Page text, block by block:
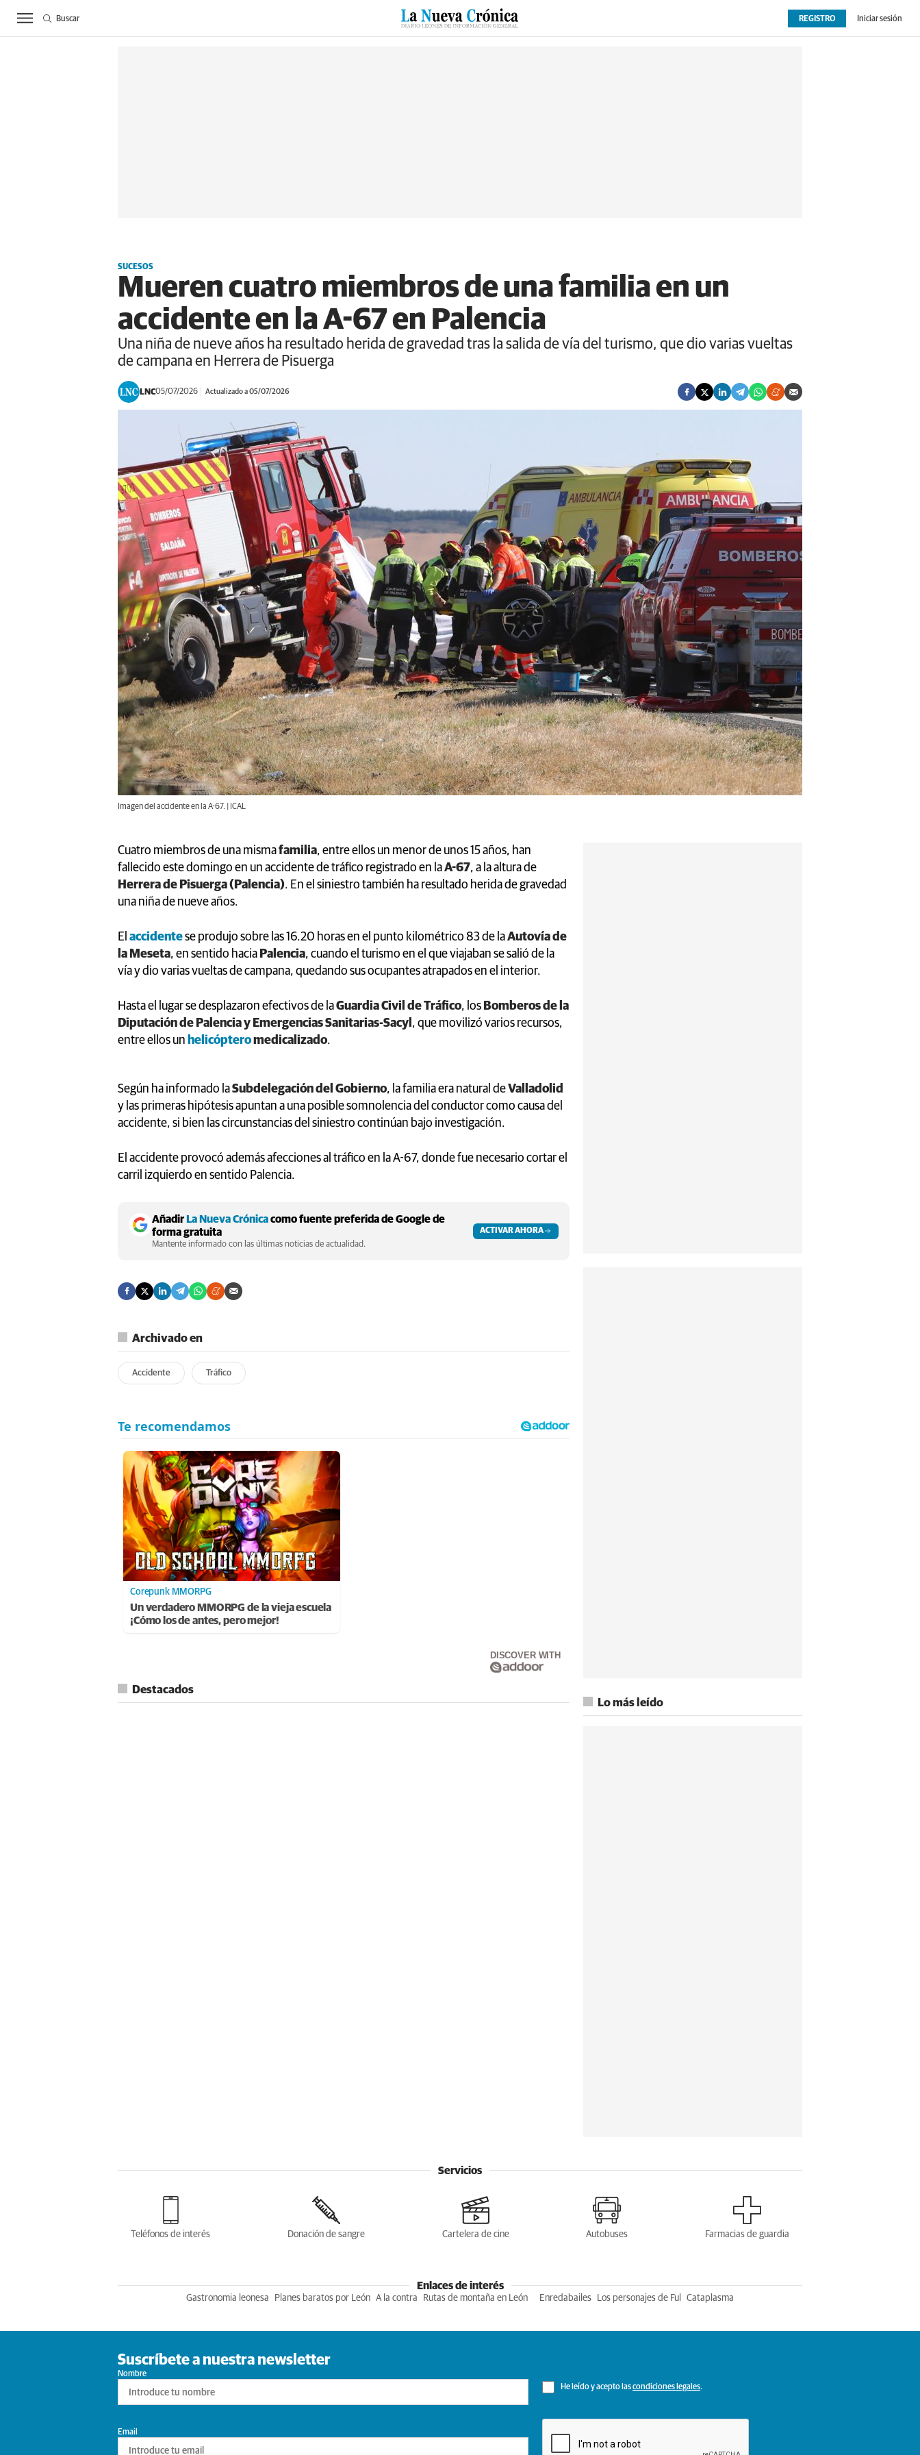
ACTUALIDAD BIERZO SUCESOS CULTURAS ESPECIALES DEPORTES OPINIÓN EXTRAS
REGISTRO Iniciar sesión
Buscar
SUCESOS
Mueren cuatro miembros de una familia en un
accidente en la A-67 en Palencia
Una niña de nueve años ha resultado herida de gravedad tras la salida de vía del turismo, que dio varias vueltas
de campana en Herrera de Pisuerga
LNC05/07/2026 Actualizado a 05/07/2026
Imagen del accidente en la A-67. | ICAL
Cuatro miembros de una mismafamilia, entre ellos un menor de unos 15 años, han
fallecido este domingo en un accidente de tráfico registrado en laA-67, a la altura de
Herrera de Pisuerga (Palencia). En el siniestro también ha resultado herida de gravedad
una niña de nueve años.
El accidentese produjo sobre las 16.20 horas en el punto kilométrico 83 de laAutovía de
la Meseta, en sentido hacia Palencia, cuando el turismo en el que viajaban se salió de la
vía y dio varias vueltas de campana, quedando sus ocupantes atrapados en el interior.
Hasta el lugar se desplazaron efectivos de laGuardia Civil de Tráfico, los Bomberos de la
Diputación de Palencia y Emergencias Sanitarias-Sacyl , que movilizó varios recursos,
entre ellos un helicópteromedicalizado.
Según ha informado laSubdelegación del Gobierno, la familia era natural deValladolid
y las primeras hipótesis apuntan a una posible somnolencia del conductor como causa del
accidente, si bien las circunstancias del siniestro continúan bajo investigación.
El accidente provocó además afecciones al tráfico en la A-67, donde fue necesario cortar el
carril izquierdo en sentido Palencia.
AñadirLa Nueva Crónicacomo fuente preferida de Google de
forma gratuita
Mantente informado con las últimas noticias de actualidad.
ACTIVAR AHORA
Archivado en
Accidente Tráfico
Corepunk MMORPG
Un verdadero MMORPG de la vieja escuela
¡Cómo los de antes, pero mejor!
DISCOVER WITH
Destacados
Lo más leído
Servicios
Teléfonos de interés Donación de sangre Cartelera de cine Autobuses Farmacias de guardia
Enlaces de interés
Gastronomia leonesa Planes baratos por León A la contra Rutas de montaña en León Enredabailes Los personajes de Ful Cataplasma
Suscríbete a nuestra newsletter
Nombre
He leído y acepto lascondiciones legales.
Email